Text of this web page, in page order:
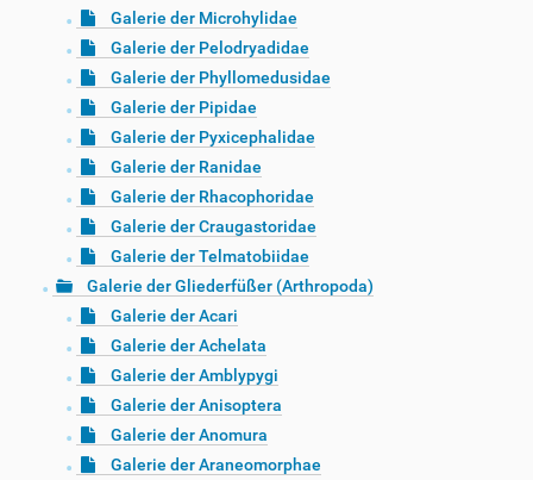
Galerie der Microhylidae
Galerie der Pelodryadidae
Galerie der Phyllomedusidae
Galerie der Pipidae
Galerie der Pyxicephalidae
Galerie der Ranidae
Galerie der Rhacophoridae
Galerie der Craugastoridae
Galerie der Telmatobiidae
Galerie der Gliederfüßer (Arthropoda)
Galerie der Acari
Galerie der Achelata
Galerie der Amblypygi
Galerie der Anisoptera
Galerie der Anomura
Galerie der Araneomorphae